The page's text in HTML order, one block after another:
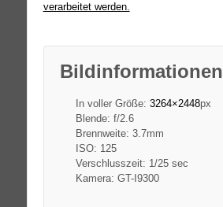
verarbeitet werden.
Bildinformationen
In voller Größe: 3264×2448px
Blende: f/2.6
Brennweite: 3.7mm
ISO: 125
Verschlusszeit: 1/25 sec
Kamera: GT-I9300